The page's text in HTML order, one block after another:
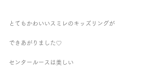
とてもかわいいスミレのキッズリングが
できあがりました♡
センタールースは美しい